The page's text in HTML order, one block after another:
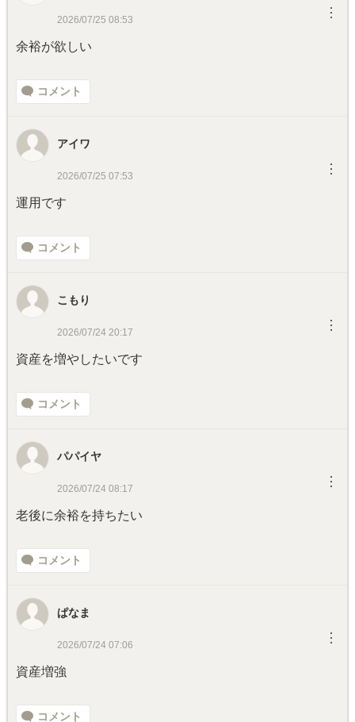
2026/07/25 08:53 ︙
余裕が欲しい
コメント
アイワ
2026/07/25 07:53 ︙
運用です
コメント
こもり
2026/07/24 20:17 ︙
資産を増やしたいです
コメント
パパイヤ
2026/07/24 08:17 ︙
老後に余裕を持ちたい
コメント
ぱなま
2026/07/24 07:06 ︙
資産増強
コメント